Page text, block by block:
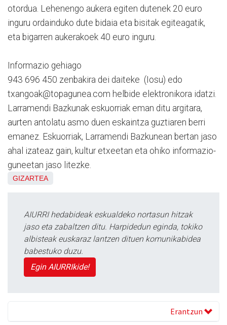
otordua. Lehenengo aukera egiten dutenek 20 euro
inguru ordainduko dute bidaia eta bisitak egiteagatik,
eta bigarren aukerakoek 40 euro inguru.
Informazio gehiago
943 696 450 zenbakira dei daiteke (Iosu) edo
txangoak@topagunea.com helbide elektronikora idatzi.
Larramendi Bazkunak eskuorriak eman ditu argitara,
aurten antolatu asmo duen eskaintza guztiaren berri
emanez. Eskuorriak, Larramendi Bazkunean bertan jaso
ahal izateaz gain, kultur etxeetan eta ohiko informazio-
guneetan jaso litezke.
GIZARTEA
AIURRI hedabideak eskualdeko nortasun hitzak
jaso eta zabaltzen ditu. Harpidedun eginda, tokiko
albisteak euskaraz lantzen dituen komunikabidea
babestuko duzu.
Egin AIURRIkide!
Erantzun